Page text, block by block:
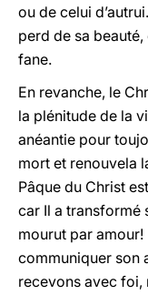
ou de celui
perd de sa
fane.
En revanche, le
la plénitude de la
anéantie pour
mort et renouvela
Pâque du Christ
car Il a transformé
mourut par amour!
communiquer son
recevons avec foi,